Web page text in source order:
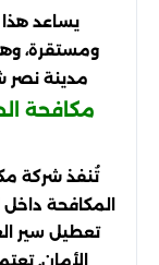
يساعد
ومستقرة،
مدينة نصر
مكافحة
تُنفذ شركة
المكافحة
تعطيل سير
الأمان.